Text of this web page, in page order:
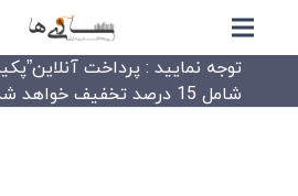
توجه نمایید : پرداخت
شامل 15 درصد تخفیف خواهد شد.